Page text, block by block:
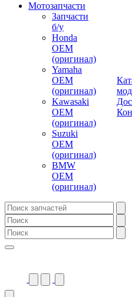
Мотозапчасти
Запчасти
б/у
Honda
OEM
(оригинал)
Yamaha
OEM
(оригинал)
Kawasaki
OEM
(оригинал)
Suzuki
OEM
(оригинал)
BMW
OEM
(оригинал)